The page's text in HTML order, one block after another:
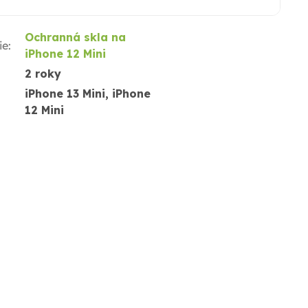
:
Ochranná skla na
iPhone 12 Mini
2 roky
iPhone 13 Mini, iPhone
12 Mini